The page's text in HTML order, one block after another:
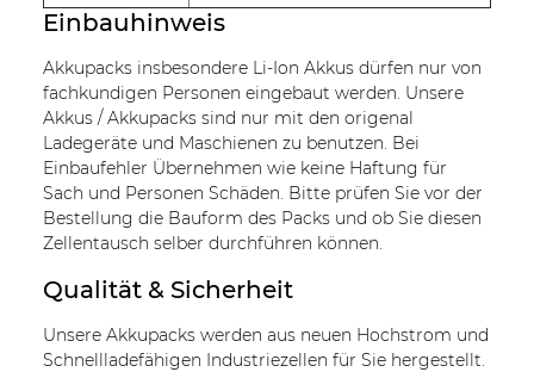
Einbauhinweis
Akkupacks insbesondere Li-Ion Akkus dürfen nur von
fachkundigen Personen eingebaut werden. Unsere
Akkus / Akkupacks sind nur mit den origenal
Ladegeräte und Maschienen zu benutzen. Bei
Einbaufehler Übernehmen wie keine Haftung für
Sach und Personen Schäden. Bitte prüfen Sie vor der
Bestellung die Bauform des Packs und ob Sie diesen
Zellentausch selber durchführen können.
Qualität & Sicherheit
Unsere Akkupacks werden aus neuen Hochstrom und
Schnellladefähigen Industriezellen für Sie hergestellt.